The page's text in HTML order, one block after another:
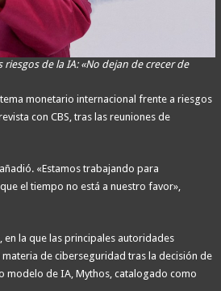
de la IA: «No dejan de crecer de
monetario internacional frente a riesgos
con CBS, tras las reuniones de
«Estamos trabajando para
el tiempo no está a nuestro favor»,
la que las principales autoridades
de ciberseguridad tras la decisión de
modelo de IA, Mythos, catalogado como